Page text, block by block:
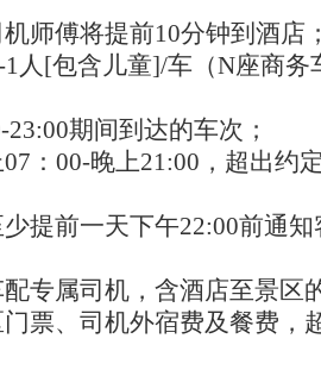
师傅将提前10分钟到酒店
人[包含儿童]/车（N座商务
期间到达的车次；
：00-晚上21:00，超出约
提前一天下午22:00前通
专属司机，含酒店至景区
票、司机外宿费及餐费，